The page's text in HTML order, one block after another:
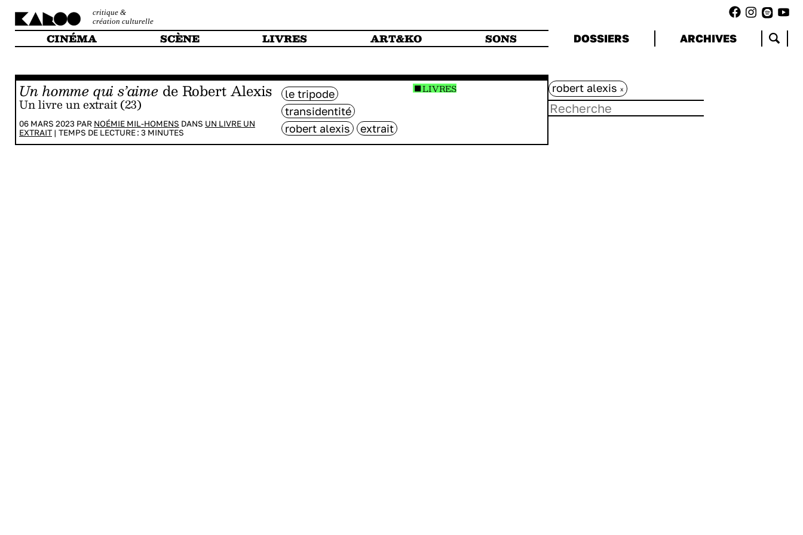
critique &
création culturelle
CINÉMA SCÈNE LIVRES ART&KO SONS DOSSIERS ARCHIVES
Un homme qui s’aime de Robert Alexis
Un livre un extrait (23)
06 MARS 2023 PAR NOÉMIE MIL-HOMENS DANS UN LIVRE UN
EXTRAIT | TEMPS DE LECTURE : 3 MINUTES
le tripode
transidentité
robert alexis
extrait
LIVRES robert alexis x